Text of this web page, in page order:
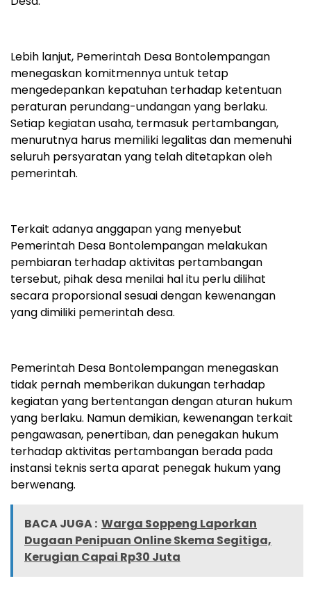
Lebih lanjut, Pemerintah Desa Bontolempangan
menegaskan komitmennya untuk tetap
mengedepankan kepatuhan terhadap ketentuan
peraturan perundang-undangan yang berlaku.
Setiap kegiatan usaha, termasuk pertambangan,
menurutnya harus memiliki legalitas dan memenuhi
seluruh persyaratan yang telah ditetapkan oleh
pemerintah.
Terkait adanya anggapan yang menyebut
Pemerintah Desa Bontolempangan melakukan
pembiaran terhadap aktivitas pertambangan
tersebut, pihak desa menilai hal itu perlu dilihat
secara proporsional sesuai dengan kewenangan
yang dimiliki pemerintah desa.
Pemerintah Desa Bontolempangan menegaskan
tidak pernah memberikan dukungan terhadap
kegiatan yang bertentangan dengan aturan hukum
yang berlaku. Namun demikian, kewenangan terkait
pengawasan, penertiban, dan penegakan hukum
terhadap aktivitas pertambangan berada pada
instansi teknis serta aparat penegak hukum yang
berwenang.
BACA JUGA : Warga Soppeng Laporkan
Dugaan Penipuan Online Skema Segitiga,
Kerugian Capai Rp30 Juta